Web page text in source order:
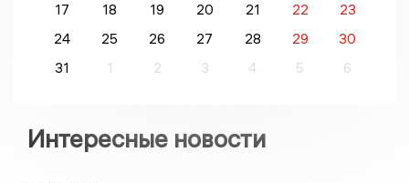
17
18 19 20 21 22
23
24
25 26 27 28 29
30
31
1 2 3 4 5 6
Интересные новости